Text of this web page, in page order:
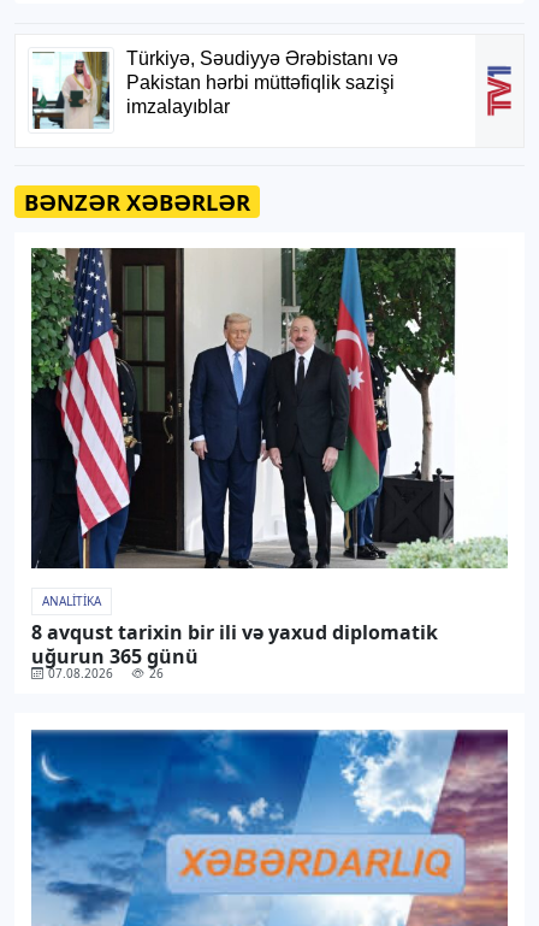
BƏNZƏR XƏBƏRLƏR
ANALITIKA
8 avqust tarixin bir ili və yaxud diplomatik
uğurun 365 günü
07.08.2026 26